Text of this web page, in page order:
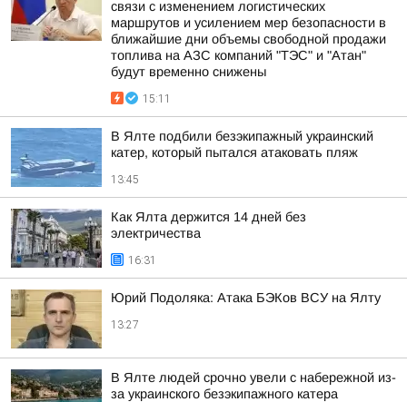
связи с изменением логистических
маршрутов и усилением мер безопасности в
ближайшие дни объемы свободной продажи
топлива на АЗС компаний "ТЭС" и "Атан"
будут временно снижены
15:11
В Ялте подбили безэкипажный украинский
катер, который пытался атаковать пляж
13:45
Как Ялта держится 14 дней без
электричества
16:31
Юрий Подоляка: Атака БЭКов ВСУ на Ялту
13:27
В Ялте людей срочно увели с набережной из-
за украинского безэкипажного катера